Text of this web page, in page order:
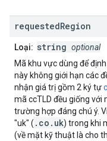
requestedRegion
Loại: string optional
Mã khu vực dùng để
này không giới hạn các
nhận giá trị gồm 2 ký tự
mã ccTLD đều giống với
trường hợp đáng chú ý.
"uk" ( .co.uk) trong khi
(về mặt kỹ thuật là cho